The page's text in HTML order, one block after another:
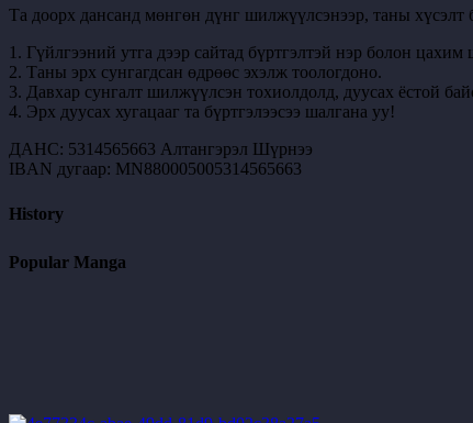
Та доорх дансанд мөнгөн дүнг шилжүүлсэнээр, таны
1. Гүйлгээний утга дээр сайтад бүртгэлтэй нэр болон
2. Таны эрх сунгагдсан өдрөөс эхэлж тоологдоно.
3. Давхар сунгалт шилжүүлсэн тохиолдолд, дуусах ёстой
4. Эрх дуусах хугацааг та бүртгэлээсээ шалгана уу!
ДАНС: 5314565663 Алтангэрэл Шүрнээ
IBAN дугаар: MN880005005314565663
History
Popular Manga